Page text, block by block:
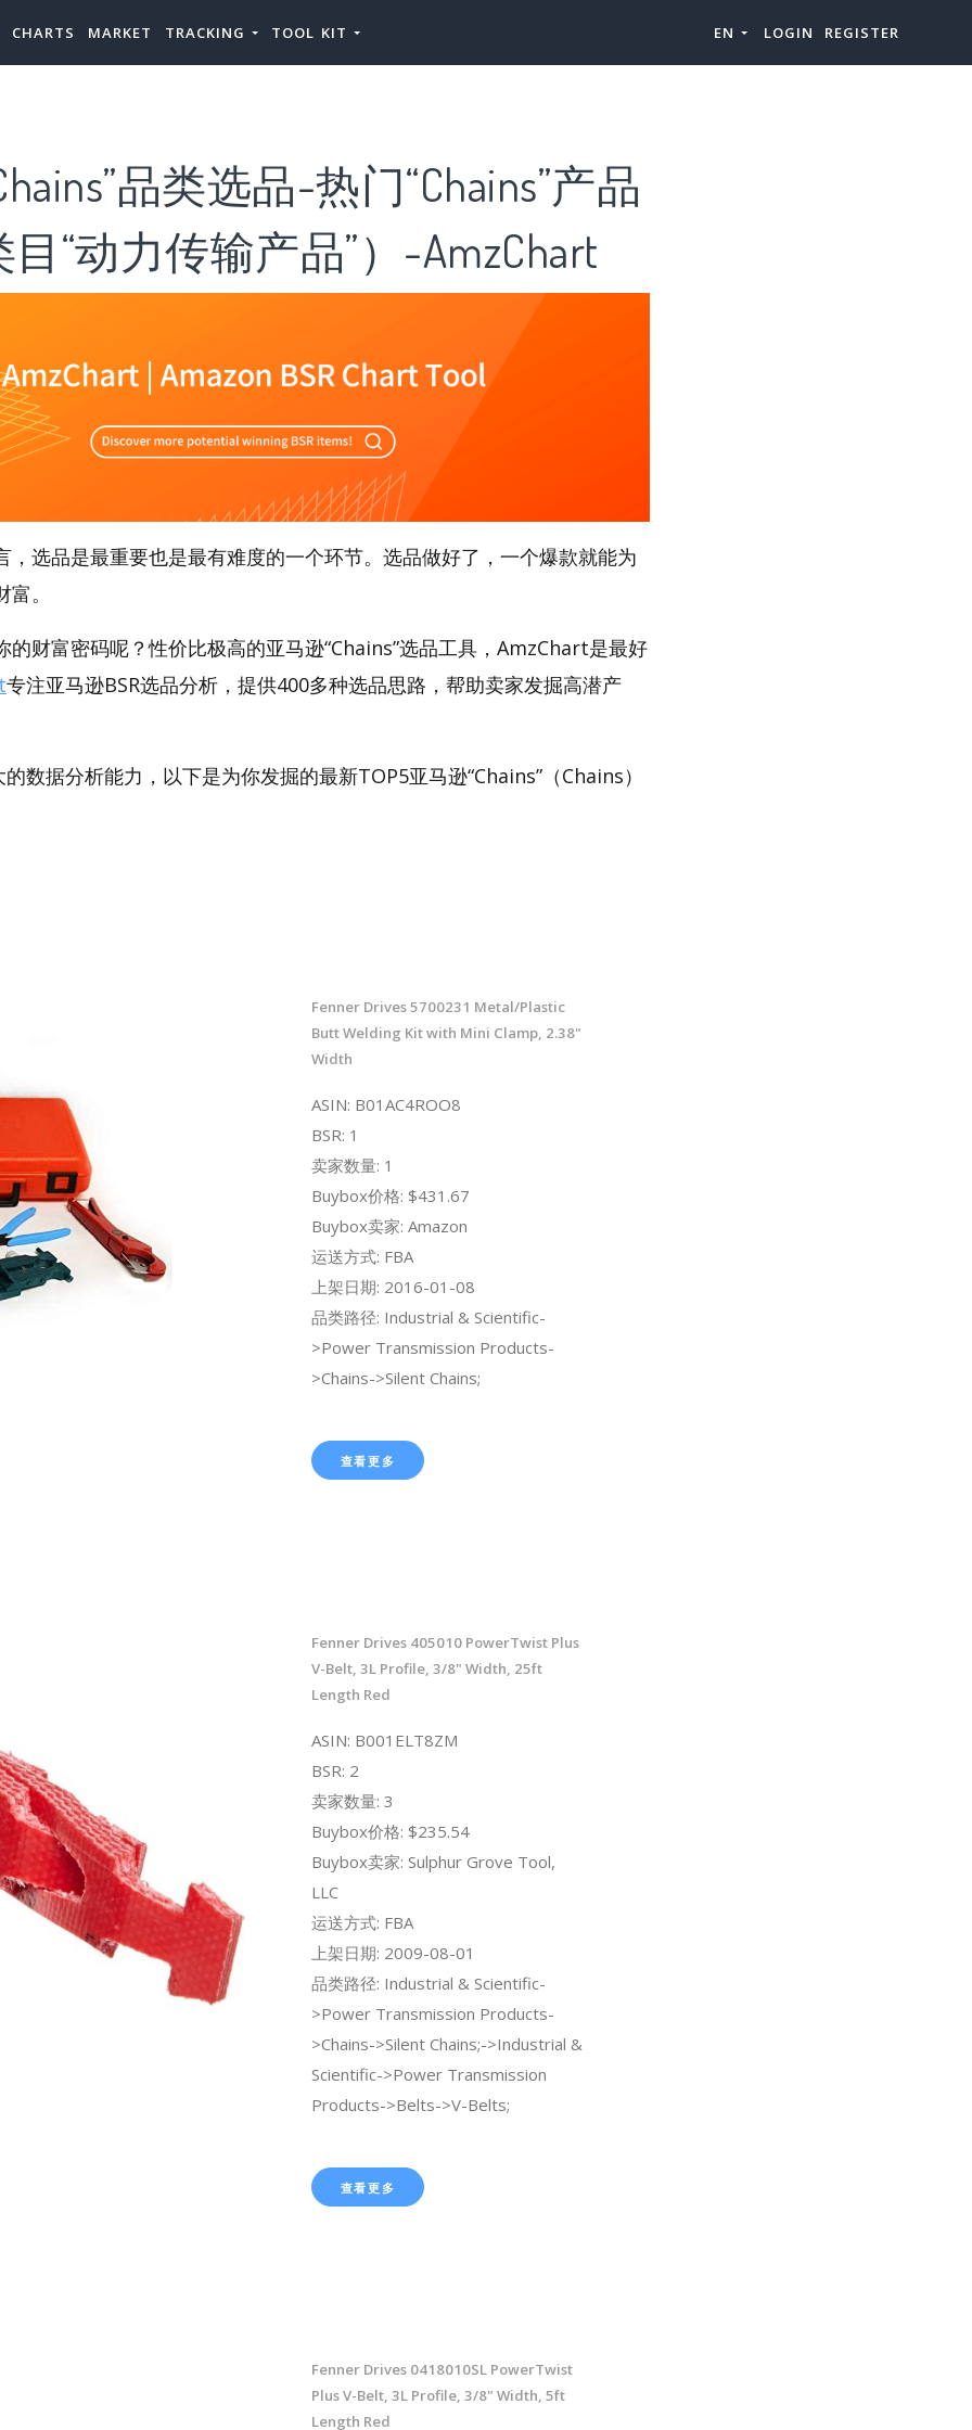
CHARTS MARKET TRACKING TOOL KIT EN LOGIN REGISTER
品类选品-热门“Chains”产品
“动力传输产品”）-AmzChart
，选品是最重要也是最有难度的一个环节。选品做好了，一个爆款就能为
。
的财富密码呢？性价比极高的亚马逊“Chains”选品工具，AmzChart是最好
专注亚马逊BSR选品分析，提供400多种选品思路，帮助卖家发掘高潜产
数据分析能力，以下是为你发掘的最新TOP5亚马逊“Chains”（Chains）
Fenner Drives 5700231 Metal/Plastic
Butt Welding Kit with Mini Clamp, 2.38"
Width
ASIN: B01AC4ROO8
BSR: 1
卖家数量: 1
Buybox价格: $431.67
Buybox卖家: Amazon
运送方式: FBA
上架日期: 2016-01-08
品类路径: Industrial & Scientific-
>Power Transmission Products-
>Chains->Silent Chains;
查看更多
Fenner Drives 405010 PowerTwist Plus
V-Belt, 3L Profile, 3/8" Width, 25ft
Length Red
ASIN: B001ELT8ZM
BSR: 2
卖家数量: 3
Buybox价格: $235.54
Buybox卖家: Sulphur Grove Tool,
LLC
运送方式: FBA
上架日期: 2009-08-01
品类路径: Industrial & Scientific-
>Power Transmission Products-
>Chains->Silent Chains;->Industrial &
Scientific->Power Transmission
Products->Belts->V-Belts;
查看更多
Fenner Drives 0418010SL PowerTwist
Plus V-Belt, 3L Profile, 3/8" Width, 5ft
Length Red